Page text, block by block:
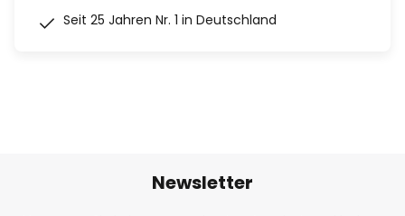
Seit 25 Jahren Nr. 1 in Deutschland
Newsletter